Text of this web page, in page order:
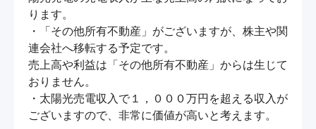
ります。
・「その他所有不動産」がございますが、株主や関
連会社へ移転する予定です。
売上高や利益は「その他所有不動産」からは生じて
おりません。
・太陽光売電収入で１，０００万円を超える収入が